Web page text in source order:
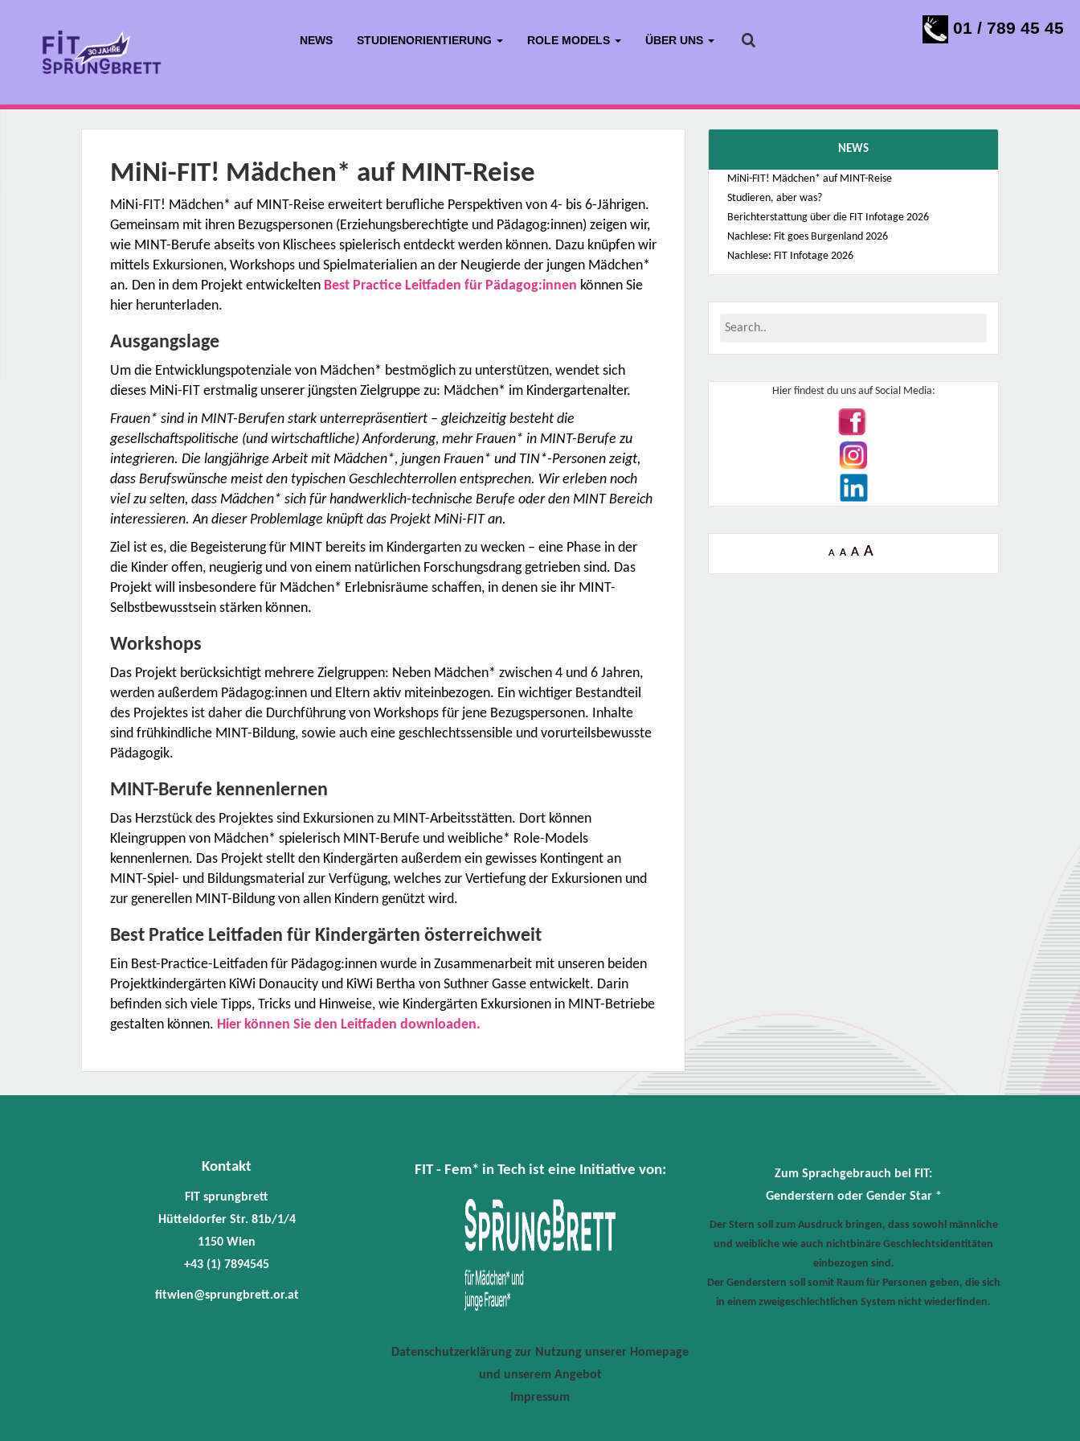
01 / 789 45 45
NEWS STUDIENORIENTIERUNG ROLE MODELS ÜBER UNS
MiNi-FIT! Mädchen* auf MINT-Reise
MiNi-FIT! Mädchen* auf MINT-Reise erweitert berufliche Perspektiven von 4- bis 6-Jährigen.
Gemeinsam mit ihren Bezugspersonen (Erziehungsberechtigte und Pädagog:innen) zeigen wir,
wie MINT-Berufe abseits von Klischees spielerisch entdeckt werden können. Dazu knüpfen wir
mittels Exkursionen, Workshops und Spielmaterialien an der Neugierde der jungen Mädchen*
an. Den in dem Projekt entwickelten Best Practice Leitfaden für Pädagog:innen können Sie
hier herunterladen.
Ausgangslage
Um die Entwicklungspotenziale von Mädchen* bestmöglich zu unterstützen, wendet sich
dieses MiNi-FIT erstmalig unserer jüngsten Zielgruppe zu: Mädchen* im Kindergartenalter.
Frauen* sind in MINT-Berufen stark unterrepräsentiert – gleichzeitig besteht die
gesellschaftspolitische (und wirtschaftliche) Anforderung, mehr Frauen* in MINT-Berufe zu
integrieren. Die langjährige Arbeit mit Mädchen*, jungen Frauen* und TIN*-Personen zeigt,
dass Berufswünsche meist den typischen Geschlechterrollen entsprechen. Wir erleben noch
viel zu selten, dass Mädchen* sich für handwerklich-technische Berufe oder den MINT Bereich
interessieren. An dieser Problemlage knüpft das Projekt MiNi-FIT an.
Ziel ist es, die Begeisterung für MINT bereits im Kindergarten zu wecken – eine Phase in der
die Kinder offen, neugierig und von einem natürlichen Forschungsdrang getrieben sind. Das
Projekt will insbesondere für Mädchen* Erlebnisräume schaffen, in denen sie ihr MINT-
Selbstbewusstsein stärken können.
Workshops
Das Projekt berücksichtigt mehrere Zielgruppen: Neben Mädchen* zwischen 4 und 6 Jahren,
werden außerdem Pädagog:innen und Eltern aktiv miteinbezogen. Ein wichtiger Bestandteil
des Projektes ist daher die Durchführung von Workshops für jene Bezugspersonen. Inhalte
sind frühkindliche MINT-Bildung, sowie auch eine geschlechtssensible und vorurteilsbewusste
Pädagogik.
MINT-Berufe kennenlernen
Das Herzstück des Projektes sind Exkursionen zu MINT-Arbeitsstätten. Dort können
Kleingruppen von Mädchen* spielerisch MINT-Berufe und weibliche* Role-Models
kennenlernen. Das Projekt stellt den Kindergärten außerdem ein gewisses Kontingent an
MINT-Spiel- und Bildungsmaterial zur Verfügung, welches zur Vertiefung der Exkursionen und
zur generellen MINT-Bildung von allen Kindern genützt wird.
Best Pratice Leitfaden für Kindergärten österreichweit
Ein Best-Practice-Leitfaden für Pädagog:innen wurde in Zusammenarbeit mit unseren beiden
Projektkindergärten KiWi Donaucity und KiWi Bertha von Suthner Gasse entwickelt. Darin
befinden sich viele Tipps, Tricks und Hinweise, wie Kindergärten Exkursionen in MINT-Betriebe
gestalten können. Hier können Sie den Leitfaden downloaden.
NEWS
MiNi-FIT! Mädchen* auf MINT-Reise
Studieren, aber was?
Berichterstattung über die FIT Infotage 2026
Nachlese: Fit goes Burgenland 2026
Nachlese: FIT Infotage 2026
Hier findest du uns auf Social Media:
A A A A
Kontakt
FIT sprungbrett
Hütteldorfer Str. 81b/1/4
1150 Wien
+43 (1) 7894545
fitwien@sprungbrett.or.at
FIT - Fem* in Tech ist eine Initiative von:
Datenschutzerklärung zur Nutzung unserer Homepage
und unserem Angebot
Impressum
Zum Sprachgebrauch bei FIT:
Genderstern oder Gender Star *
Der Stern soll zum Ausdruck bringen, dass sowohl männliche
und weibliche wie auch nichtbinäre Geschlechtsidentitäten
einbezogen sind.
Der Genderstern soll somit Raum für Personen geben, die sich
in einem zweigeschlechtlichen System nicht wiederfinden.